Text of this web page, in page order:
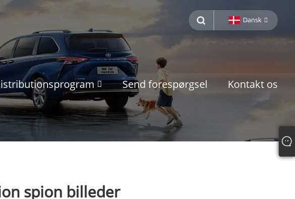
Dansk
Send forespørgsel Kontakt os
spion billeder